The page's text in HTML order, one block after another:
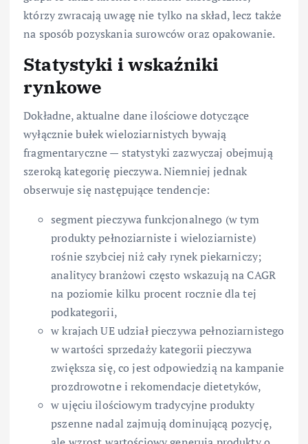
którzy zwracają uwagę nie tylko na skład, lecz także
na sposób pozyskania surowców oraz opakowanie.
Statystyki i wskaźniki
rynkowe
Dokładne, aktualne dane ilościowe dotyczące
wyłącznie bułek wieloziarnistych bywają
fragmentaryczne — statystyki zazwyczaj obejmują
szeroką kategorię pieczywa. Niemniej jednak
obserwuje się następujące tendencje:
segment pieczywa funkcjonalnego (w tym
produkty pełnoziarniste i wieloziarniste)
rośnie szybciej niż cały rynek piekarniczy;
analitycy branżowi często wskazują na CAGR
na poziomie kilku procent rocznie dla tej
podkategorii,
w krajach UE udział pieczywa pełnoziarnistego
w wartości sprzedaży kategorii pieczywa
zwiększa się, co jest odpowiedzią na kampanie
prozdrowotne i rekomendacje dietetyków,
w ujęciu ilościowym tradycyjne produkty
pszenne nadal zajmują dominującą pozycję,